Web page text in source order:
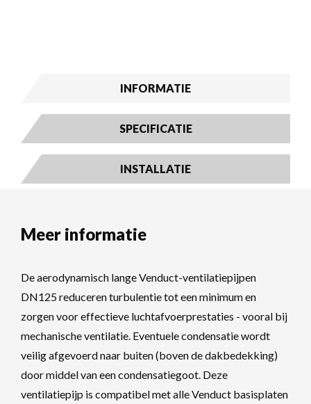
INFORMATIE
SPECIFICATIE
INSTALLATIE
Meer informatie
De aerodynamisch lange Venduct-ventilatiepijpen
DN125 reduceren turbulentie tot een minimum en
zorgen voor effectieve luchtafvoerprestaties - vooral bij
mechanische ventilatie. Eventuele condensatie wordt
veilig afgevoerd naar buiten (boven de dakbedekking)
door middel van een condensatiegoot. Deze
ventilatiepijp is compatibel met alle Venduct basisplaten